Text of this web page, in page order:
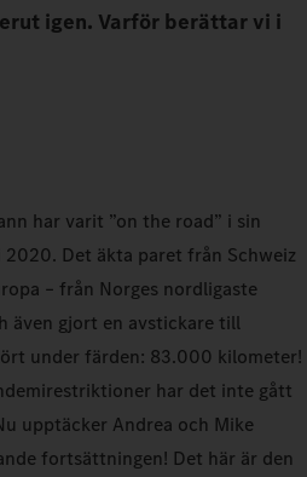
igen. Varför berättar vi i
har varit ”on the road” i sin
Det äkta paret från Schweiz
– från Norges nordligaste
även gjort en avstickare till
under färden: 83.000 kilometer!
har det inte gått
upptäcker Andrea och Mike
fortsättningen! Det här är den